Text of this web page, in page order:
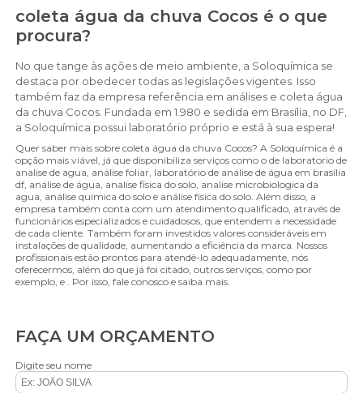
coleta água da chuva Cocos é o que
procura?
No que tange às ações de meio ambiente, a Soloquímica se
destaca por obedecer todas as legislações vigentes. Isso
também faz da empresa referência em análises e coleta água
da chuva Cocos. Fundada em 1.980 e sedida em Brasília, no DF,
a Soloquímica possui laboratório próprio e está à sua espera!
Quer saber mais sobre coleta água da chuva Cocos? A Soloquímica é a
opção mais viável, já que disponibiliza serviços como o de laboratorio de
analise de agua, análise foliar, laboratório de análise de água em brasília
df, análise de água, analise fisica do solo, analise microbiologica da
agua, análise química do solo e análise física do solo. Além disso, a
empresa também conta com um atendimento qualificado, através de
funcionários especializados e cuidadosos, que entendem a necessidade
de cada cliente. Também foram investidos valores consideráveis em
instalações de qualidade, aumentando a eficiência da marca. Nossos
profissionais estão prontos para atendê-lo adequadamente, nós
oferecermos, além do que já foi citado, outros serviços, como por
exemplo, e . Por isso, fale conosco e saiba mais.
FAÇA UM ORÇAMENTO
Digite seu nome